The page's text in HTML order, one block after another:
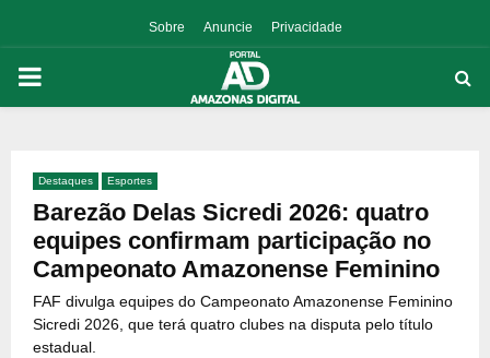
Sobre Anuncie Privacidade
PRIMARY
Destaques Esportes
Barezão Delas Sicredi 2026: quatro
equipes confirmam participação no
Campeonato Amazonense Feminino
FAF divulga equipes do Campeonato Amazonense Feminino
Sicredi 2026, que terá quatro clubes na disputa pelo título
estadual.